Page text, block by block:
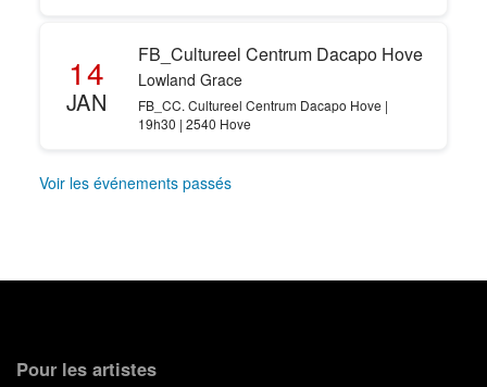
14
JAN
FB_Cultureel Centrum Dacapo Hove
Lowland Grace
FB_CC. Cultureel Centrum Dacapo Hove |
19h30 | 2540 Hove
Voir les événements passés
Pour les artistes